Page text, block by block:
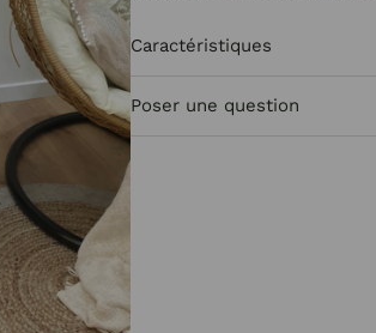
Caractéristiques
Poser une question